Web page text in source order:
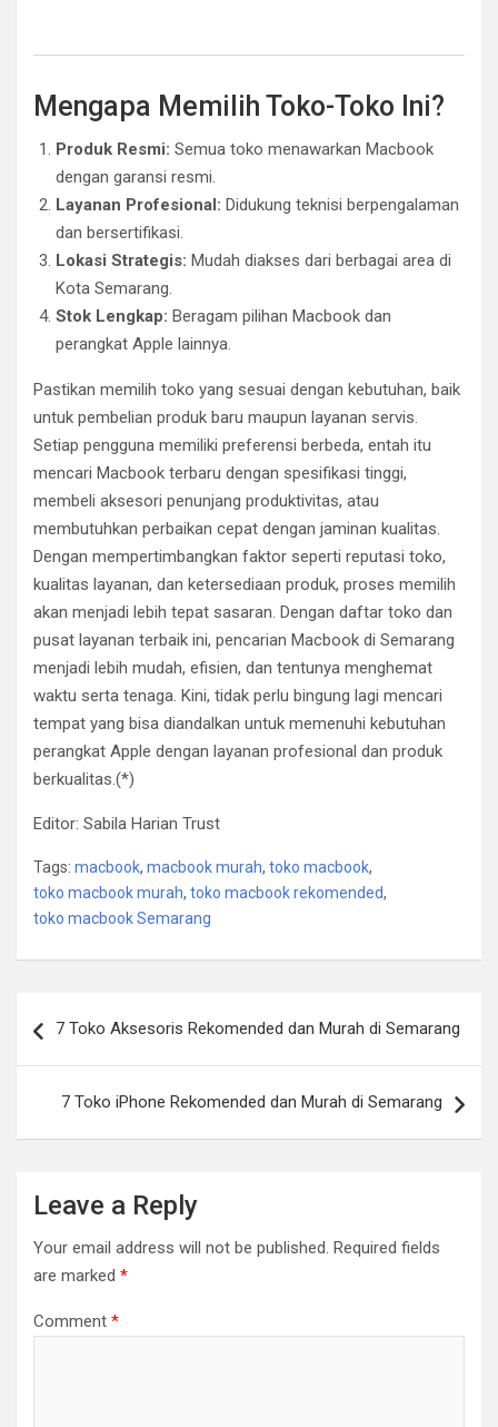
Mengapa Memilih Toko-Toko Ini?
Produk Resmi: Semua toko menawarkan Macbook
dengan garansi resmi.
Layanan Profesional: Didukung teknisi berpengalaman
dan bersertifikasi.
Lokasi Strategis: Mudah diakses dari berbagai area di
Kota Semarang.
Stok Lengkap: Beragam pilihan Macbook dan
perangkat Apple lainnya.
Pastikan memilih toko yang sesuai dengan kebutuhan, baik
untuk pembelian produk baru maupun layanan servis.
Setiap pengguna memiliki preferensi berbeda, entah itu
mencari Macbook terbaru dengan spesifikasi tinggi,
membeli aksesori penunjang produktivitas, atau
membutuhkan perbaikan cepat dengan jaminan kualitas.
Dengan mempertimbangkan faktor seperti reputasi toko,
kualitas layanan, dan ketersediaan produk, proses memilih
akan menjadi lebih tepat sasaran. Dengan daftar toko dan
pusat layanan terbaik ini, pencarian Macbook di Semarang
menjadi lebih mudah, efisien, dan tentunya menghemat
waktu serta tenaga. Kini, tidak perlu bingung lagi mencari
tempat yang bisa diandalkan untuk memenuhi kebutuhan
perangkat Apple dengan layanan profesional dan produk
berkualitas.(*)
Editor: Sabila Harian Trust
Tags: macbook, macbook murah, toko macbook,
toko macbook murah, toko macbook rekomended,
toko macbook Semarang
navigation
7 Toko Aksesoris Rekomended dan Murah di Semarang
7 Toko iPhone Rekomended dan Murah di Semarang
Leave a Reply
Your email address will not be published. Required fields
are marked *
Comment *